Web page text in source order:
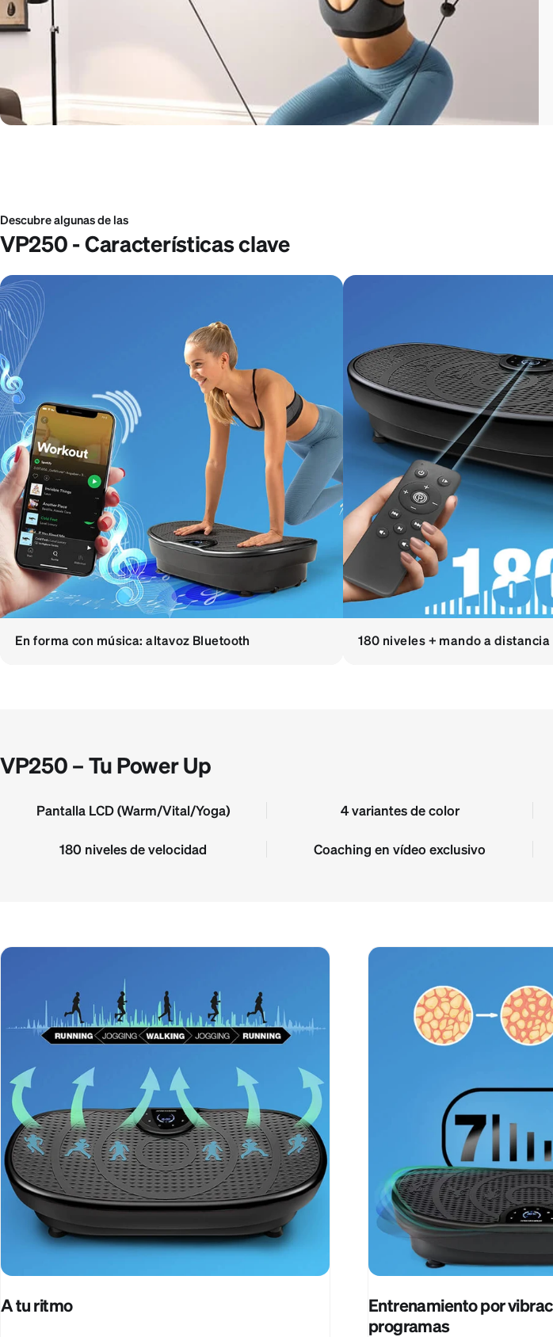
Descubre algunas de las
VP250 - Características clave
En forma con música: altavoz Bluetooth 180 niveles + mando a distancia
VP250 – Tu Power Up
Pantalla LCD (Warm/Vital/Yoga) 4 variantes de color
180 niveles de velocidad Coaching en vídeo exclusivo
A tu ritmo
Entrenamiento por
programas